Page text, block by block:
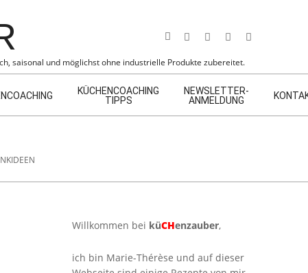
saisonal und möglichst ohne industrielle Produkte zubereitet.
Search
KÜCHENCOACHING
TIPPS
NEWSLETTER-
ANMELDUNG
Willkommen bei küCHenzauber,
ich bin Marie-Thérèse und auf dieser